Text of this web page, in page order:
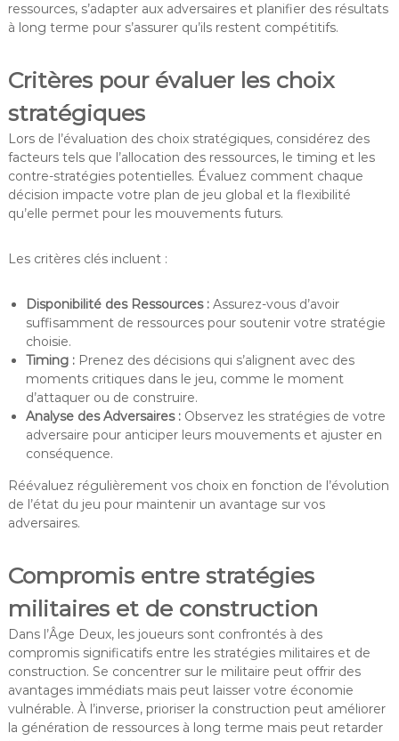
ressources, s’adapter aux adversaires et planifier des résultats
à long terme pour s’assurer qu’ils restent compétitifs.
Critères pour évaluer les choix
stratégiques
Lors de l’évaluation des choix stratégiques, considérez des
facteurs tels que l’allocation des ressources, le timing et les
contre-stratégies potentielles. Évaluez comment chaque
décision impacte votre plan de jeu global et la flexibilité
qu’elle permet pour les mouvements futurs.
Les critères clés incluent :
Disponibilité des Ressources :Assurez-vous d’avoir
suffisamment de ressources pour soutenir votre stratégie
choisie.
Timing :Prenez des décisions qui s’alignent avec des
moments critiques dans le jeu, comme le moment
d’attaquer ou de construire.
Analyse des Adversaires :Observez les stratégies de votre
adversaire pour anticiper leurs mouvements et ajuster en
conséquence.
Réévaluez régulièrement vos choix en fonction de l’évolution
de l’état du jeu pour maintenir un avantage sur vos
adversaires.
Compromis entre stratégies
militaires et de construction
Dans l’Âge Deux, les joueurs sont confrontés à des
compromis significatifs entre les stratégies militaires et de
construction. Se concentrer sur le militaire peut offrir des
avantages immédiats mais peut laisser votre économie
vulnérable. À l’inverse, prioriser la construction peut améliorer
la génération de ressources à long terme mais peut retarder